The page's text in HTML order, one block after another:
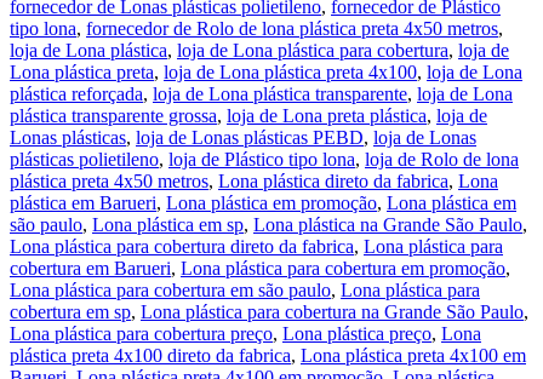
fornecedor de Lonas plásticas polietileno, fornecedor de Plástico
tipo lona, fornecedor de Rolo de lona plástica preta 4x50 metros,
loja de Lona plástica, loja de Lona plástica para cobertura, loja de
Lona plástica preta, loja de Lona plástica preta 4x100, loja de Lona
plástica reforçada, loja de Lona plástica transparente, loja de Lona
plástica transparente grossa, loja de Lona preta plástica, loja de
Lonas plásticas, loja de Lonas plásticas PEBD, loja de Lonas
plásticas polietileno, loja de Plástico tipo lona, loja de Rolo de lona
plástica preta 4x50 metros, Lona plástica direto da fabrica, Lona
plástica em Barueri, Lona plástica em promoção, Lona plástica em
são paulo, Lona plástica em sp, Lona plástica na Grande São Paulo,
Lona plástica para cobertura direto da fabrica, Lona plástica para
cobertura em Barueri, Lona plástica para cobertura em promoção,
Lona plástica para cobertura em são paulo, Lona plástica para
cobertura em sp, Lona plástica para cobertura na Grande São Paulo,
Lona plástica para cobertura preço, Lona plástica preço, Lona
plástica preta 4x100 direto da fabrica, Lona plástica preta 4x100 em